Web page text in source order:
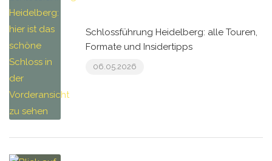
Schlossführung Heidelberg: alle Touren,
Formate und Insidertipps
06.05.2026